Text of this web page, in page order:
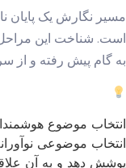
مسیر نگارش یک پایان
است. شناخت این
به گام پیش رفته و از
انتخاب موضوع
انتخاب موضوعی
پوشش دهد و به آن